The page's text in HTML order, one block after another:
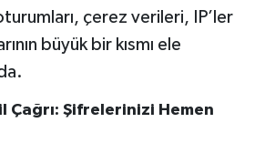
çerez verileri, IP’ler
büyük bir kısmı ele
Çağrı: Şifrelerinizi Hemen